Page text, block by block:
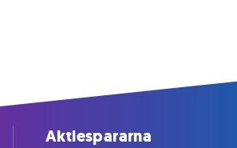
Aktiespararna